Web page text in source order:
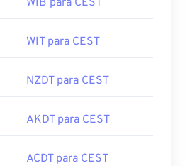
WIB para CEST
WIT para CEST
NZDT para CEST
AKDT para CEST
ACDT para CEST